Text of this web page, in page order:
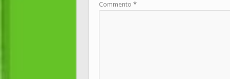
Commento *